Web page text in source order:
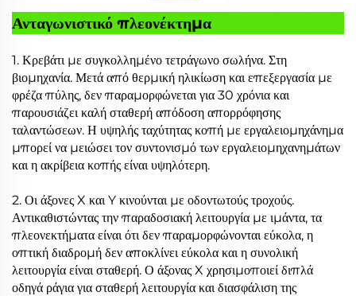
Ανταγωνιστικό πλεονέκτημα
1. Κρεβάτι με συγκολλημένο τετράγωνο σωλήνα. Στη
βιομηχανία. Μετά από θερμική ηλικίωση και επεξεργασία με
φρέζα πύλης, δεν παραμορφώνεται για 30 χρόνια και
παρουσιάζει καλή σταθερή απόδοση απορρόφησης
ταλαντώσεων. Η υψηλής ταχύτητας κοπή με εργαλειομηχάνημα
μπορεί να μειώσει τον συντονισμό των εργαλειομηχανημάτων
και η ακρίβεια κοπής είναι υψηλότερη.
2. Οι άξονες X και Y κινούνται με οδοντωτούς τροχούς.
Αντικαθιστώντας την παραδοσιακή λειτουργία με ιμάντα, τα
πλεονεκτήματα είναι ότι δεν παραμορφώνονται εύκολα, η
οπτική διαδρομή δεν αποκλίνει εύκολα και η συνολική
λειτουργία είναι σταθερή. Ο άξονας X χρησιμοποιεί διπλά
οδηγά ράγια για σταθερή λειτουργία και διασφάλιση της